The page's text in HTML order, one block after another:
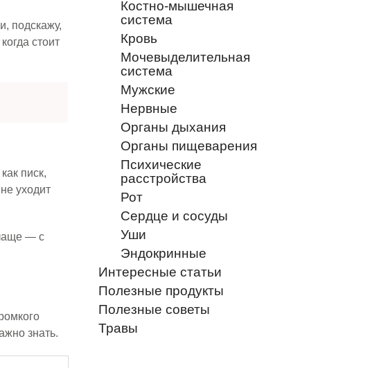
подскажу,
стоит
писк,
уходит
— с
знать.
Костно-мышечная
система
Кровь
Мочевыделительная
система
Мужские
Нервные
Органы дыхания
Органы пищеварения
Психические
расстройства
Рот
Сердце и сосуды
Уши
Эндокринные
Интересные статьи
Полезные продукты
Полезные советы
Травы